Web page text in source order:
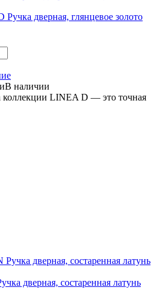
дверная, глянцевое золото
В наличии
коллекции LINEA D — это точная
дверная, состаренная латунь